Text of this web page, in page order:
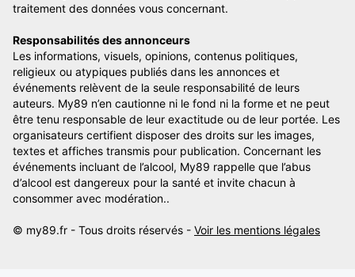
traitement des données vous concernant.
Responsabilités des annonceurs
Les informations, visuels, opinions, contenus politiques,
religieux ou atypiques publiés dans les annonces et
événements relèvent de la seule responsabilité de leurs
auteurs. My89 n’en cautionne ni le fond ni la forme et ne peut
être tenu responsable de leur exactitude ou de leur portée. Les
organisateurs certifient disposer des droits sur les images,
textes et affiches transmis pour publication. Concernant les
événements incluant de l’alcool, My89 rappelle que l’abus
d’alcool est dangereux pour la santé et invite chacun à
consommer avec modération..
© my89.fr - Tous droits réservés - Voir les mentions légales